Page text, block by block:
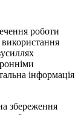
роботи
використання
інформація
збереження